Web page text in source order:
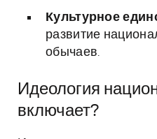
Культурное
развитие
обычаев.
Идеология
включает?